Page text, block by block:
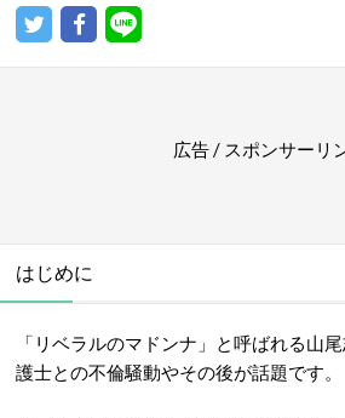
広告 / スポンサーリ
はじめに
「リベラルのマドンナ」と呼ばれる山
護士との不倫騒動やその後が話題です。